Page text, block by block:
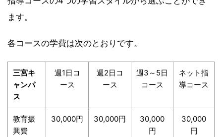
ます。
各コースの学費は次のとおりです。
三宮キ
ャンパ
ス
週1日コ
ース
週2日コ
ース
週3～5日
コース
ネット指
導コース
教育振
興費
30,000円 30,000円
30,000
円
30,000
円